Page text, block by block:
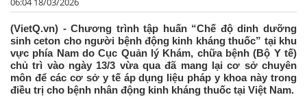
(VietQ.vn) - Chương trình tập huấn “Chế độ dinh dưỡng
sinh ceton cho người bệnh động kinh kháng thuốc” tại khu
vực phía Nam do Cục Quản lý Khám, chữa bệnh (Bộ Y tế)
chủ trì vào ngày 13/3 vừa qua đã mang lại cơ sở chuyên
môn để các cơ sở y tế áp dụng liệu pháp y khoa này trong
điều trị cho bệnh nhân động kinh kháng thuốc tại Việt Nam.